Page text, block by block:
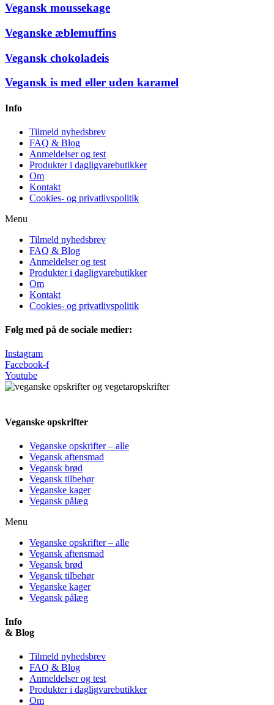
Vegansk moussekage
Veganske æblemuffins
Vegansk chokoladeis
Vegansk is med eller uden karamel
Info
Tilmeld nyhedsbrev
FAQ & Blog
Anmeldelser og test
Produkter i dagligvarebutikker
Om
Kontakt
Cookies- og privatlivspolitik
Menu
Tilmeld nyhedsbrev
FAQ & Blog
Anmeldelser og test
Produkter i dagligvarebutikker
Om
Kontakt
Cookies- og privatlivspolitik
Følg med på de sociale medier:
Instagram
Facebook-f
Youtube
Veganske opskrifter
Veganske opskrifter – alle
Vegansk aftensmad
Vegansk brød
Vegansk tilbehør
Veganske kager
Vegansk pålæg
Menu
Veganske opskrifter – alle
Vegansk aftensmad
Vegansk brød
Vegansk tilbehør
Veganske kager
Vegansk pålæg
Info
& Blog
Tilmeld nyhedsbrev
FAQ & Blog
Anmeldelser og test
Produkter i dagligvarebutikker
Om